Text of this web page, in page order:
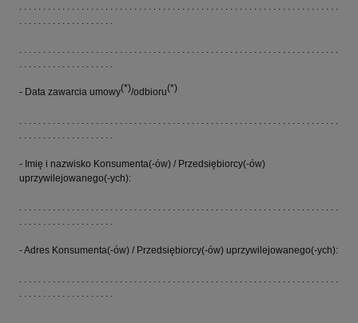
. . . . . . . . . . . . . . . . . . . . . . . . . . . . . . . . . . . . . . . . . . . . . . . . . . . . . . . . . . . . . . . . . . .
. . . . . . . . . . . . . . . . . . . .
. . . . . . . . . . . . . . . . . . . . . . . . . . . . . . . . . . . . . . . . . . . . . . . . . . . . . . . . . . . . . . . . . . .
. . . . . . . . . . . . . . . . . . . .
- Data zawarcia umowy(*)/odbioru(*)
. . . . . . . . . . . . . . . . . . . . . . . . . . . . . . . . . . . . . . . . . . . . . . . . . . . . . . . . . . . . . . . . . . .
. . . . . . . . . . . . . . . . . . . .
- Imię i nazwisko Konsumenta(-ów) / Przedsiębiorcy(-ów)
uprzywilejowanego(-ych):
. . . . . . . . . . . . . . . . . . . . . . . . . . . . . . . . . . . . . . . . . . . . . . . . . . . . . . . . . . . . . . . . . . .
. . . . . . . . . . . . . . . . . . . .
- Adres Konsumenta(-ów) / Przedsiębiorcy(-ów) uprzywilejowanego(-ych):
. . . . . . . . . . . . . . . . . . . . . . . . . . . . . . . . . . . . . . . . . . . . . . . . . . . . . . . . . . . . . . . . . . .
. . . . . . . . . . . . . . . . . . . .